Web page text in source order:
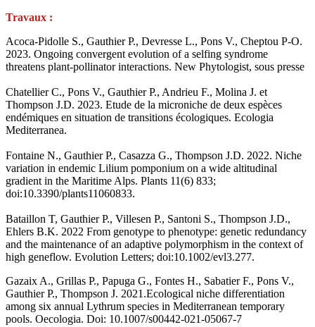
Travaux :
Acoca-Pidolle S., Gauthier P., Devresse L., Pons V., Cheptou P-O.
2023. Ongoing convergent evolution of a selfing syndrome
threatens plant-pollinator interactions. New Phytologist, sous presse
Chatellier C., Pons V., Gauthier P., Andrieu F., Molina J. et
Thompson J.D. 2023. Etude de la microniche de deux espèces
endémiques en situation de transitions écologiques. Ecologia
Mediterranea.
Fontaine N., Gauthier P., Casazza G., Thompson J.D. 2022. Niche
variation in endemic Lilium pomponium on a wide altitudinal
gradient in the Maritime Alps. Plants 11(6) 833;
doi:10.3390/plants11060833.
Bataillon T, Gauthier P., Villesen P., Santoni S., Thompson J.D.,
Ehlers B.K. 2022 From genotype to phenotype: genetic redundancy
and the maintenance of an adaptive polymorphism in the context of
high geneflow. Evolution Letters; doi:10.1002/evl3.277.
Gazaix A., Grillas P., Papuga G., Fontes H., Sabatier F., Pons V.,
Gauthier P., Thompson J. 2021.Ecological niche differentiation
among six annual Lythrum species in Mediterranean temporary
pools. Oecologia. Doi: 10.1007/s00442-021-05067-7